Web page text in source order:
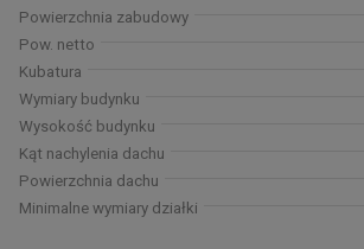
Powierzchnia zabudowy
Pow. netto
Kubatura
Wymiary budynku
Wysokość budynku
Kąt nachylenia dachu
Powierzchnia dachu
Minimalne wymiary działki